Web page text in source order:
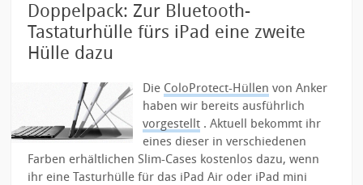
Doppelpack: Zur Bluetooth-
Tastaturhülle fürs iPad eine zweite
Hülle dazu
Die ColoProtect-Hüllen von Anker
haben wir bereits ausführlich
vorgestellt . Aktuell bekommt ihr
eines dieser in verschiedenen
Farben erhältlichen Slim-Cases kostenlos dazu, wenn
ihr eine Tasturhülle für das iPad Air oder iPad mini